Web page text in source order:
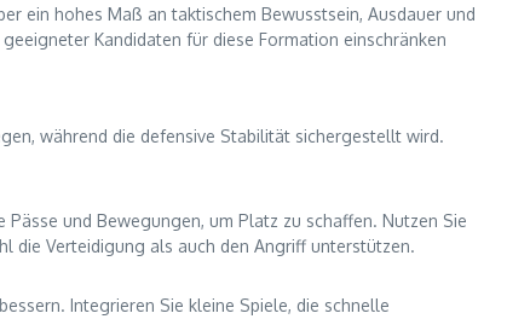
ein hohes Maß an taktischem Bewusstsein, Ausdauer und
Kandidaten für diese Formation einschränken
während die defensive Stabilität sichergestellt wird.
und Bewegungen, um Platz zu schaffen. Nutzen Sie
die Verteidigung als auch den Angriff unterstützen.
Integrieren Sie kleine Spiele, die schnelle